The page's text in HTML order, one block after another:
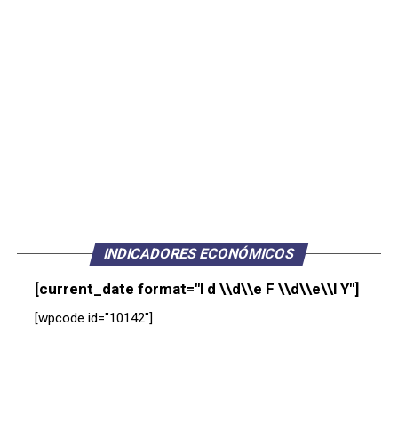
INDICADORES ECONÓMICOS
[current_date format="l d \\d\\e F \\d\\e\\l Y"]
[wpcode id="10142"]